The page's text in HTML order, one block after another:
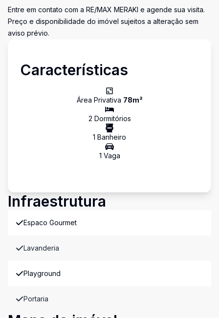
Entre em contato com a RE/MAX MERAKI e agende sua visita.
Preço e disponibilidade do imóvel sujeitos a alteração sem
aviso prévio.
Características
Área Privativa 78m²
2 Dormitórios
1 Banheiro
1 Vaga
Infraestrutura
Espaco Gourmet
Lavanderia
Playground
Portaria